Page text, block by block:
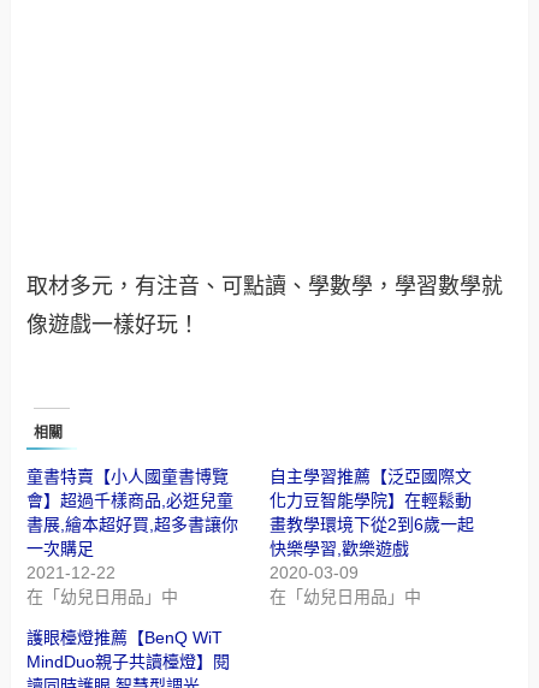
取材多元，有注音、可點讀、學數學，學習數學就
像遊戲一樣好玩！
相關
童書特賣【小人國童書博覽
會】超過千樣商品,必逛兒童
書展,繪本超好買,超多書讓你
一次購足
2021-12-22
在「幼兒日用品」中
自主學習推薦【泛亞國際文
化力豆智能學院】在輕鬆動
畫教學環境下從2到6歲一起
快樂學習,歡樂遊戲
2020-03-09
在「幼兒日用品」中
護眼檯燈推薦【BenQ WiT
MindDuo親子共讀檯燈】閱